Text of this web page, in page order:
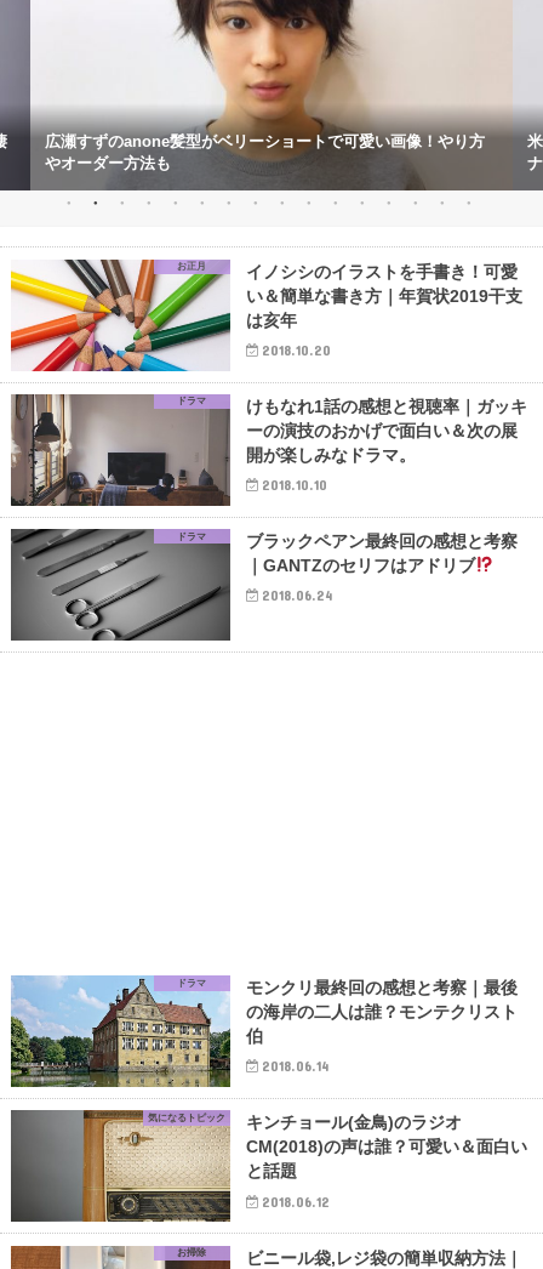
広瀬すずのanone髪型がベリーショートで可愛い画像！やり方
やオーダー方法も
お正月
イノシシのイラストを手書き！可愛
い＆簡単な書き方｜年賀状2019干支
は亥年
2018.10.20
ドラマ
けもなれ1話の感想と視聴率｜ガッキ
ーの演技のおかげで面白い＆次の展
開が楽しみなドラマ。
2018.10.10
ドラマ
ブラックペアン最終回の感想と考察
｜GANTZのセリフはアドリブ
2018.06.24
ドラマ
モンクリ最終回の感想と考察｜最後
の海岸の二人は誰？モンテクリスト
伯
2018.06.14
気になるトピック
キンチョール(金鳥)のラジオ
CM(2018)の声は誰？可愛い＆面白い
と話題
2018.06.12
お掃除
ビニール袋,レジ袋の簡単収納方法｜